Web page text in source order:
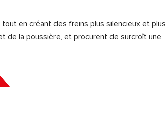
en créant des freins plus silencieux et plus
de la poussière, et procurent de surcroît une